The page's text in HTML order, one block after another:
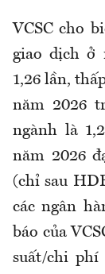
VCSC cho
giao dịch ở
1,26 lần,
năm 2026
ngành là
năm 2026
(chỉ sau
các ngân
báo của
suất/chi